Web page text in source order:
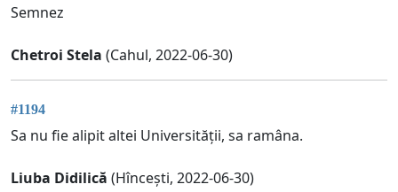
Semnez
Chetroi Stela (Cahul, 2022-06-30)
#1194
Sa nu fie alipit altei Universității, sa ramâna.
Liuba Didilică (Hîncești, 2022-06-30)